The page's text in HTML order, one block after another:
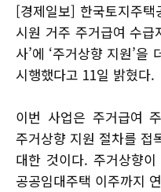
[경제일보] 한국토지주
시원 거주 주거급여 수급
사’에 ‘주거상향 지원’을
시행했다고 11일 밝혔다.
이번 사업은 주거급여
주거상향 지원 절차를 접
대한 것이다. 주거상향
공공임대주택 이주까지